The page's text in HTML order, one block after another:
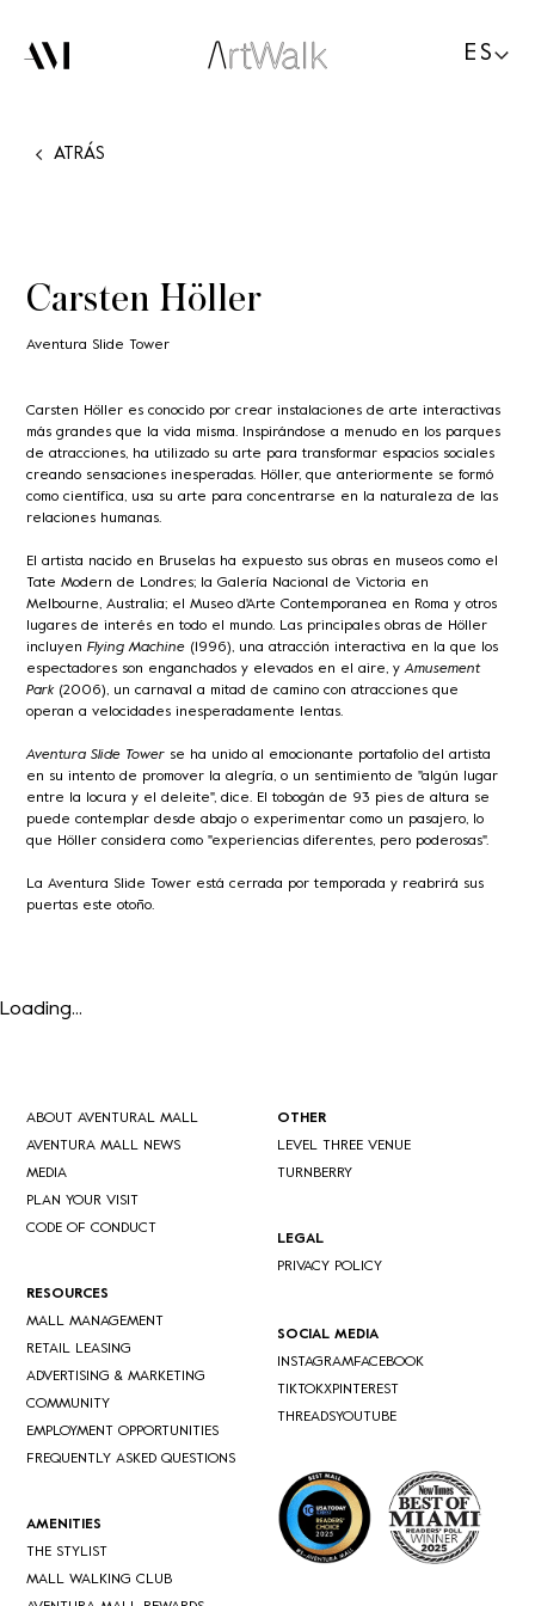
ES
ATRÁS
Carsten Höller
Aventura Slide Tower
Carsten Höller es conocido por crear instalaciones de arte interactivas
más grandes que la vida misma. Inspirándose a menudo en los parques
de atracciones, ha utilizado su arte para transformar espacios sociales
creando sensaciones inesperadas. Höller, que anteriormente se formó
como científica, usa su arte para concentrarse en la naturaleza de las
relaciones humanas.
El artista nacido en Bruselas ha expuesto sus obras en museos como el
Tate Modern de Londres; la Galería Nacional de Victoria en
Melbourne, Australia; el Museo d'Arte Contemporanea en Roma y otros
lugares de interés en todo el mundo. Las principales obras de Höller
incluyenFlying Machine (1996), una atracción interactiva en la que los
espectadores son enganchados y elevados en el aire, yAmusement
Park(2006), un carnaval a mitad de camino con atracciones que
operan a velocidades inesperadamente lentas.
Aventura Slide Tower se ha unido al emocionante portafolio del artista
en su intento de promover la alegría, o un sentimiento de "algún lugar
entre la locura y el deleite", dice. El tobogán de 93 pies de altura se
puede contemplar desde abajo o experimentar como un pasajero, lo
que Höller considera como "experiencias diferentes, pero poderosas".
La Aventura Slide Tower está cerrada por temporada y reabrirá sus
puertas este otoño.
Loading...
ABOUT AVENTURAL MALL
AVENTURA MALL NEWS
MEDIA
PLAN YOUR VISIT
CODE OF CONDUCT
RESOURCES
MALL MANAGEMENT
RETAIL LEASING
ADVERTISING & MARKETING
COMMUNITY
EMPLOYMENT OPPORTUNITIES
FREQUENTLY ASKED QUESTIONS
AMENITIES
THE STYLIST
MALL WALKING CLUB
OTHER
LEVEL THREE VENUE
TURNBERRY
LEGAL
PRIVACY POLICY
SOCIAL MEDIA
INSTAGRAMFACEBOOK
TIKTOKXPINTEREST
THREADSYOUTUBE